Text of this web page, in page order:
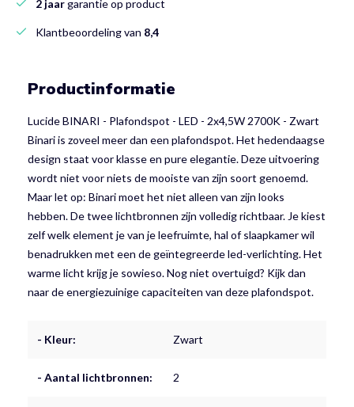
2 jaargarantie op product
Klantbeoordeling van 8,4
Productinformatie
Lucide BINARI - Plafondspot - LED - 2x4,5W 2700K - Zwart
Binari is zoveel meer dan een plafondspot. Het hedendaagse
design staat voor klasse en pure elegantie. Deze uitvoering
wordt niet voor niets de mooiste van zijn soort genoemd.
Maar let op: Binari moet het niet alleen van zijn looks
hebben. De twee lichtbronnen zijn volledig richtbaar. Je kiest
zelf welk element je van je leefruimte, hal of slaapkamer wil
benadrukken met een de geïntegreerde led-verlichting. Het
warme licht krijg je sowieso. Nog niet overtuigd? Kijk dan
naar de energiezuinige capaciteiten van deze plafondspot.
- Kleur: Zwart
- Aantal lichtbronnen: 2